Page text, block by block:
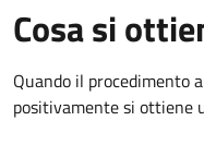
Cosa si
Quando il procedimento
positivamente si ottiene